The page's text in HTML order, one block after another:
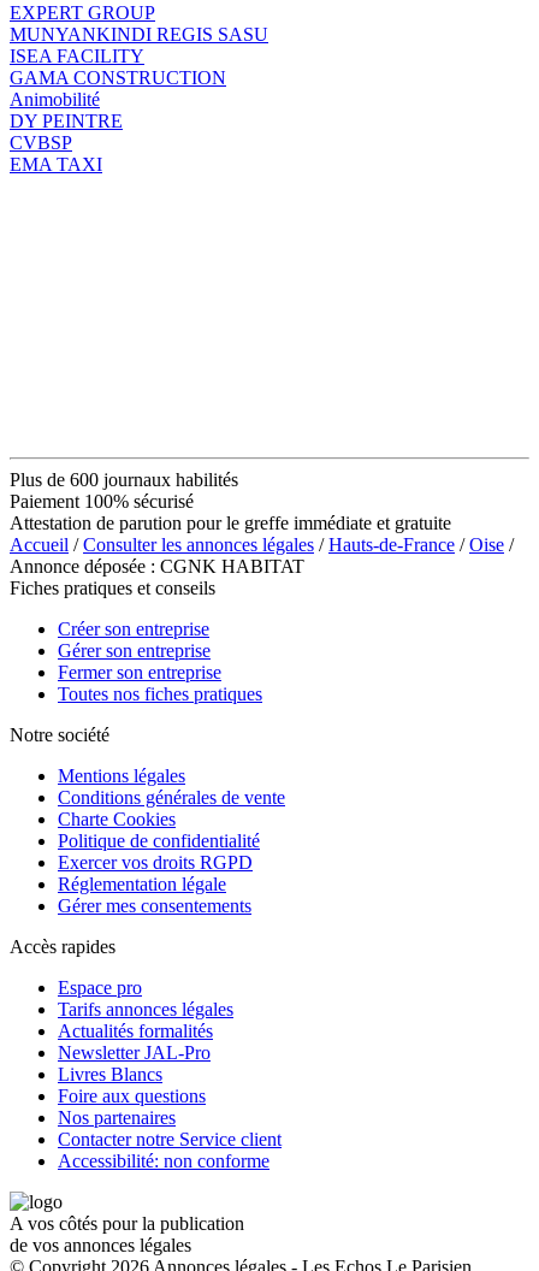
EXPERT GROUP
MUNYANKINDI REGIS SASU
ISEA FACILITY
GAMA CONSTRUCTION
Animobilité
DY PEINTRE
CVBSP
EMA TAXI
Plus de 600 journaux habilités
Paiement 100% sécurisé
Attestation de parution pour le greffe immédiate et gratuite
Accueil /Consulter les annonces légales /Hauts-de-France /Oise /
Annonce déposée : CGNK HABITAT
Fiches pratiques et conseils
Créer son entreprise
Gérer son entreprise
Fermer son entreprise
Toutes nos fiches pratiques
Notre société
Mentions légales
Conditions générales de vente
Charte Cookies
Politique de confidentialité
Exercer vos droits RGPD
Réglementation légale
Gérer mes consentements
Accès rapides
Espace pro
Tarifs annonces légales
Actualités formalités
Newsletter JAL-Pro
Livres Blancs
Foire aux questions
Nos partenaires
Contacter notre Service client
Accessibilité: non conforme
A vos côtés pour la publication
de vos annonces légales
© Copyright 2026 Annonces légales - Les Echos Le Parisien